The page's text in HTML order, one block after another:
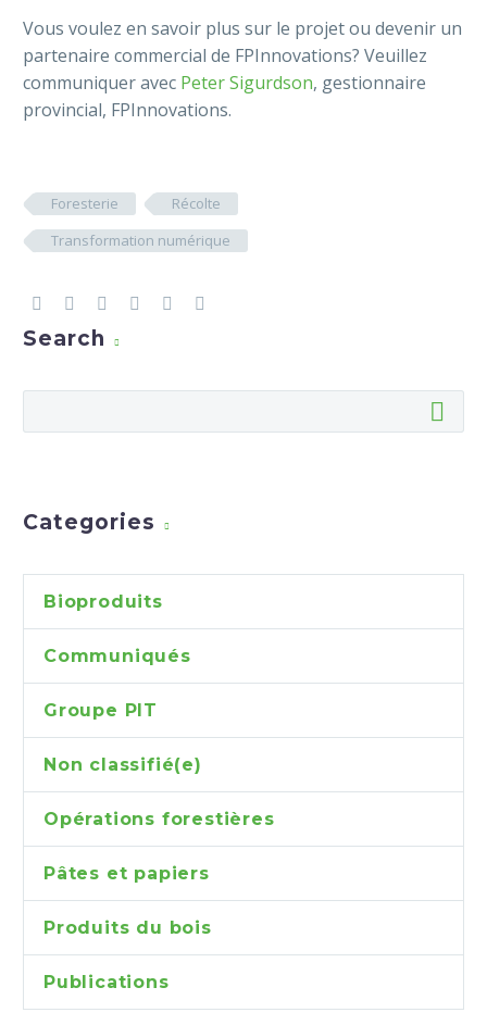
Vous voulez en savoir plus sur le projet ou devenir un
partenaire commercial de FPInnovations? Veuillez
communiquer avec Peter Sigurdson, gestionnaire
provincial, FPInnovations.
Foresterie
Récolte
Transformation numérique
Search
Categories
Bioproduits
Communiqués
Groupe PIT
Non classifié(e)
Opérations forestières
Pâtes et papiers
Produits du bois
Publications